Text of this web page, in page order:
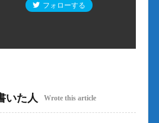
フォローする
いた人 Wrote this article